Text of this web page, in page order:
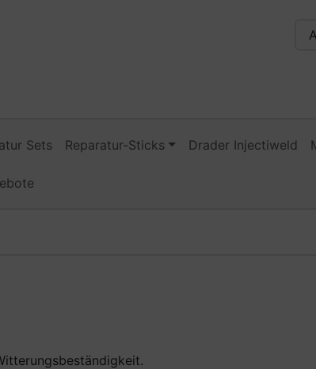
Sets Reparatur-Sticks Drader Injectiweld